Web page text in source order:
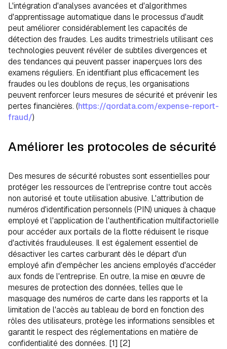
L'intégration d'analyses avancées et d'algorithmes
d'apprentissage automatique dans le processus d'audit
peut améliorer considérablement les capacités de
détection des fraudes. Les audits trimestriels utilisant ces
technologies peuvent révéler de subtiles divergences et
des tendances qui peuvent passer inaperçues lors des
examens réguliers. En identifiant plus efficacement les
fraudes ou les doublons de reçus, les organisations
peuvent renforcer leurs mesures de sécurité et prévenir les
pertes financières. (https://qordata.com/expense-report-
fraud/)
Améliorer les protocoles de sécurité
Des mesures de sécurité robustes sont essentielles pour
protéger les ressources de l'entreprise contre tout accès
non autorisé et toute utilisation abusive. L'attribution de
numéros d'identification personnels (PIN) uniques à chaque
employé et l'application de l'authentification multifactorielle
pour accéder aux portails de la flotte réduisent le risque
d'activités frauduleuses. Il est également essentiel de
désactiver les cartes carburant dès le départ d'un
employé afin d'empêcher les anciens employés d'accéder
aux fonds de l'entreprise. En outre, la mise en œuvre de
mesures de protection des données, telles que le
masquage des numéros de carte dans les rapports et la
limitation de l'accès au tableau de bord en fonction des
rôles des utilisateurs, protège les informations sensibles et
garantit le respect des réglementations en matière de
confidentialité des données. [1] [2]